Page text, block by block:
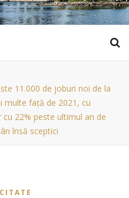
11.000 de joburi noi de la
multe față de 2021, cu
22% peste ultimul an de
însă sceptici